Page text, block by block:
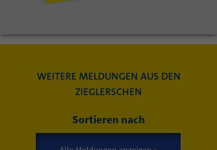
WEITERE MELDUNGEN AUS DEN
ZIEGLERSCHEN
Sortieren nach